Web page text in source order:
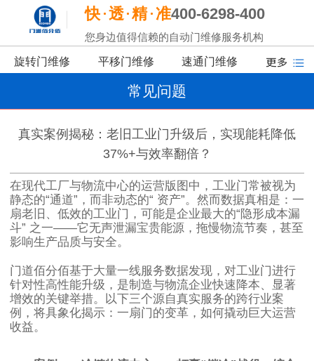
快 透 精 准400-6298-400
您身边值得信赖的自动门维修服务机构
旋转门维修 平移门维修 速通门维修
常见问题
真实案例揭秘：老旧工业门升级后，实现能耗降低
37%+与效率翻倍？
在现代工厂与物流中心的运营版图中，工业门常被视为
静态的“通道” ，而非动态的“ 资产”。然而数据真相是：一
扇老旧、低效的工业门，可能是企业最大的“隐形成本漏
斗” 之一——它无声泄漏宝贵能源，拖慢物流节奏，甚至
影响生产品质与安全。
门道佰分佰基于大量一线服务数据发现，对工业门进行
针对性高性能升级，是制造与物流企业快速降本、显著
增效的关键举措。以下三个源自真实服务的跨行业案
例，将具象化揭示：一扇门的变革，如何撬动巨大运营
收益。